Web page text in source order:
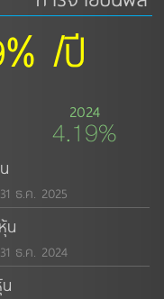
/ปี
2024
4.19%
ธ.ค. 2025
น
ธ.ค. 2024